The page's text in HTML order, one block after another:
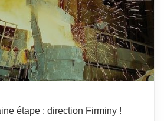
étape : direction Firminy !